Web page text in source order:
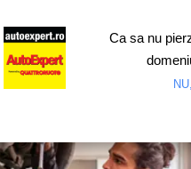
Test drive
Ca sa nu